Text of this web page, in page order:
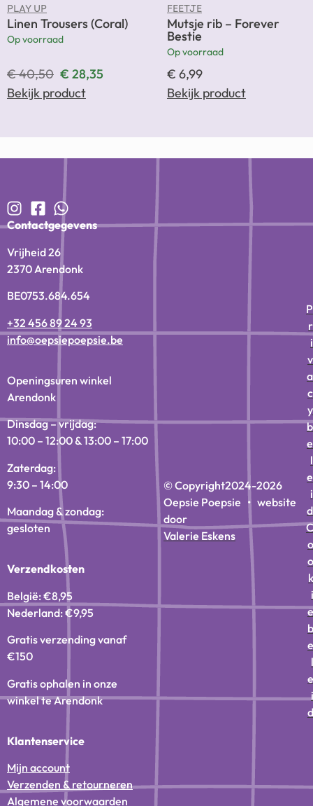
PLAY UP
Linen Trousers (Coral)
Op voorraad
€40,50 € 28,35
Bekijk product
FEETJE
Mutsje rib – Forever
Bestie
Op voorraad
€ 6,99
Bekijk product
Contactgegevens
Vrijheid 26
2370 Arendonk
BE0753.684.654
+32 456 89 24 93
info@oepsiepoepsie.be
Openingsuren winkel
Arendonk
Dinsdag – vrijdag:
10:00 – 12:00 & 13:00 – 17:00
Zaterdag:
9:30 – 14:00
Maandag & zondag:
gesloten
Verzendkosten
België: €8,95
Nederland: €9,95
Gratis verzending vanaf
€150
Gratis ophalen in onze
winkel te Arendonk
Klantenservice
Mijn account
Verzenden & retourneren
Algemene voorwaarden
© Copyright2024-2026
Oepsie Poepsie • website
door
Valerie Eskens
P
r
i
v
a
c
y
b
e
l
e
i
d
C
o
o
k
i
e
b
e
l
e
i
d